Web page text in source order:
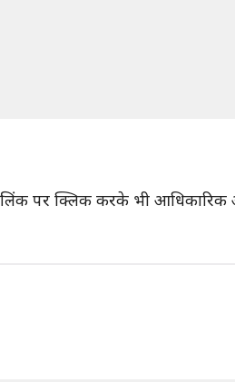
पर क्लिक करके भी आधिकारिक